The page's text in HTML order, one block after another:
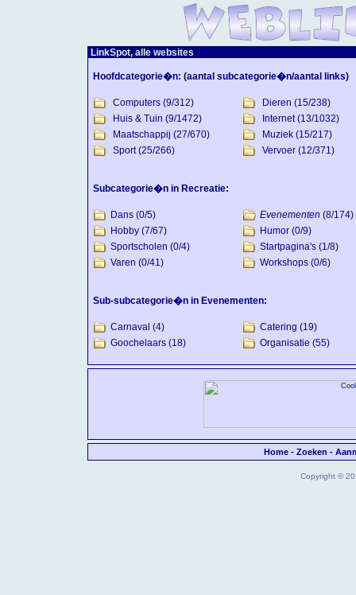
LinkSpot, alle websites
Hoofdcategorie�n: (aantal subcategorie�n/aantal links)
Computers (9/312) Dieren (15/238)
Huis & Tuin (9/1472) Internet(13/1032)
Maatschappij (27/670) Muziek (15/217)
Sport(25/266) Vervoer (12/371)
Subcategorie�n in Recreatie:
Dans (0/5) Evenementen (8/174)
Hobby (7/67) Humor (0/9)
Sportscholen (0/4) Startpagina's (1/8)
Varen (0/41) Workshops (0/6)
Sub-subcategorie�n in Evenementen:
Carnaval (4) Catering (19)
Goochelaars (18) Organisatie (55)
Home- Zoeken -
Copyright ©